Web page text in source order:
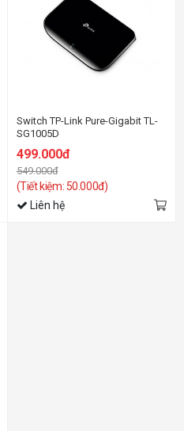
Switch TP-Link Pure-Gigabit TL-
SG1005D
499.000đ
549.000đ
(Tiết kiệm: 50.000đ)
Liên hệ